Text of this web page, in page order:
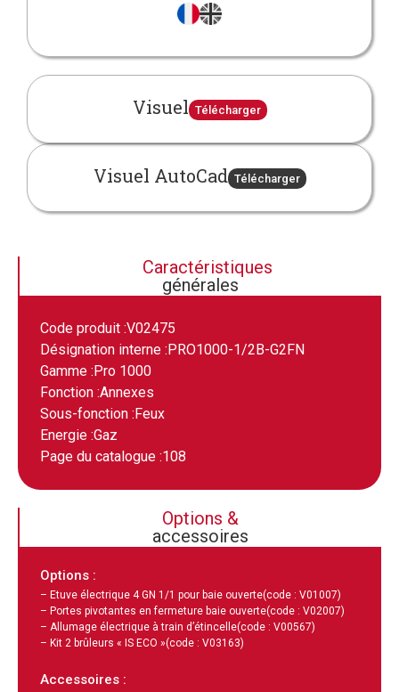
Visuel Télécharger
Visuel AutoCad Télécharger
Caractéristiques
générales
Code produit :V02475
Désignation interne : PRO1000-1/2B-G2FN
Gamme : Pro 1000
Fonction :Annexes
Sous-fonction : Feux
Energie :Gaz
Page du catalogue :108
Options &
accessoires
Options :
– Etuve électrique 4 GN 1/1 pour baie ouverte(code : V01007)
– Portes pivotantes en fermeture baie ouverte(code : V02007)
– Allumage électrique à train d’étincelle(code : V00567)
– Kit 2 brûleurs « IS ECO »(code : V03163)
Accessoires :